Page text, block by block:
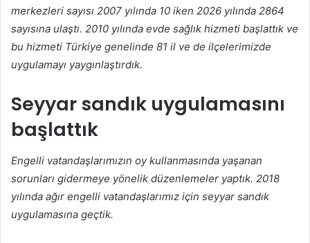
merkezleri sayısı 2007 yılında 10 iken 2026 yılında 2864
sayısına ulaştı. 2010 yılında evde sağlık hizmeti başlattık ve
bu hizmeti Türkiye genelinde 81 il ve de ilçelerimizde
uygulamayı yaygınlaştırdık.
Seyyar sandık uygulamasını
başlattık
Engelli vatandaşlarımızın oy kullanmasında yaşanan
sorunları gidermeye yönelik düzenlemeler yaptık. 2018
yılında ağır engelli vatandaşlarımız için seyyar sandık
uygulamasına geçtik.